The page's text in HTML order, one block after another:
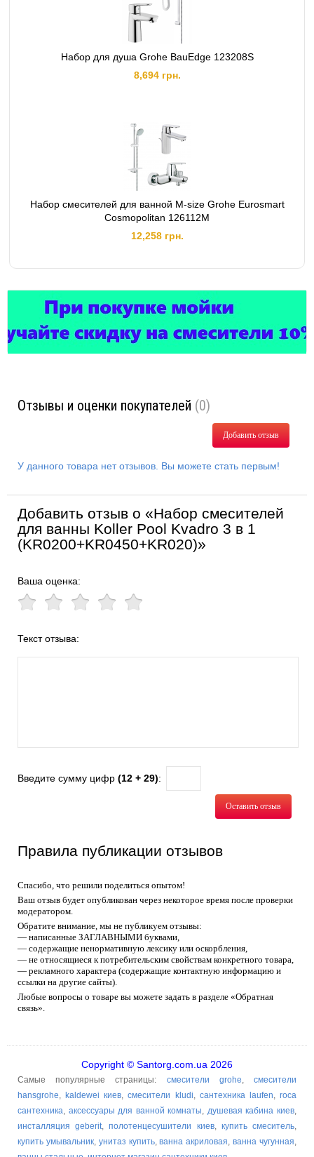
Набор для душа Grohe BauEdge 123208S
8,694 грн.
Набор смесителей для ванной M-size Grohe Eurosmart
Cosmopolitan 126112M
12,258 грн.
Отзывы и оценки покупателей (0)
Добавить отзыв
У данного товара нет отзывов. Вы можете стать первым!
Добавить отзыв о «Набор смесителей
для ванны Koller Pool Kvadro 3 в 1
(KR0200+KR0450+KR020)»
Ваша оценка:
Текст отзыва:
Введите сумму цифр (12 + 29):
Оставить отзыв
Правила публикации отзывов
Спасибо, что решили поделиться опытом!
Ваш отзыв будет опубликован через некоторое время после проверки
модератором.
Обратите внимание, мы не публикуем отзывы:
— написанные ЗАГЛАВНЫМИ буквами,
— содержащие ненормативную лексику или оскорбления,
— не относящиеся к потребительским свойствам конкретного товара,
— рекламного характера (содержащие контактную информацию и
ссылки на другие сайты).
Любые вопросы о товаре вы можете задать в разделе «Обратная
связь».
Copyright © Santorg.com.ua 2026
Самые популярные страницы: смесители grohe,смесители
hansgrohe, kaldewei киев,смесители kludi, сантехника laufen,roca
сантехника, аксессуары для ванной комнаты, душевая кабина киев,
инсталляция geberit,полотенцесушители киев, купить смеситель,
купить умывальник, унитаз купить,ванна акриловая,ванна чугунная,